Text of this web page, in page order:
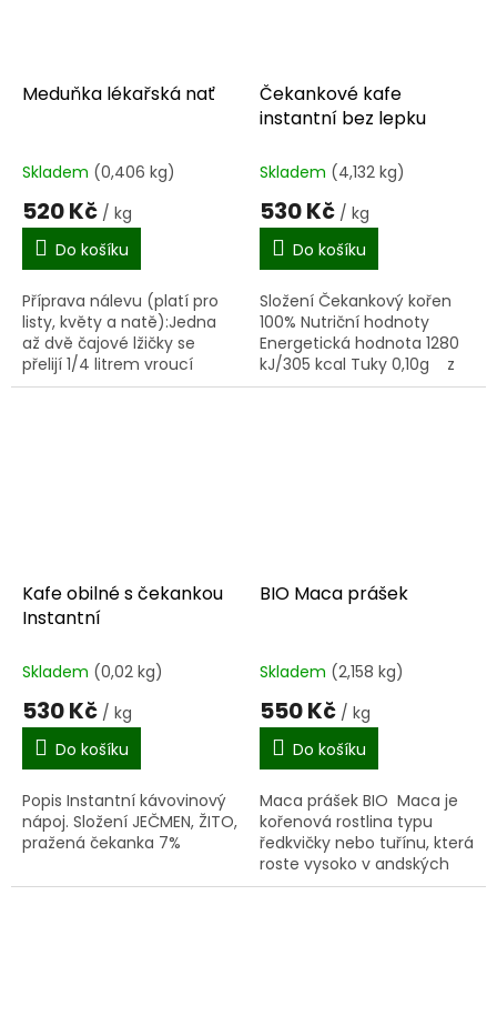
Meduňka lékařská nať
Skladem (0,406 kg)
520 Kč / kg
Do košíku
Příprava nálevu (platí pro
listy, květy a natě):Jedna
až dvě čajové lžičky se
přelijí 1/4 litrem vroucí
vody, nechají se v zakryté
Čekankové kafe
instantní bez lepku
Skladem (4,132 kg)
530 Kč / kg
Do košíku
Složení Čekankový kořen
100% Nutriční hodnoty
Energetická hodnota 1280
kJ/305 kcal Tuky 0,10g z
toho nasycené mastné
Kafe obilné s čekankou
Instantní
Skladem (0,02 kg)
530 Kč / kg
Do košíku
Popis Instantní kávovinový
nápoj. Složení JEČMEN, ŽITO,
pražená čekanka 7%
BIO Maca prášek
Skladem (2,158 kg)
550 Kč / kg
Do košíku
Maca prášek BIO Maca je
kořenová rostlina typu
ředkvičky nebo tuřínu, která
roste vysoko v andských
horách, kde ji již po staletí